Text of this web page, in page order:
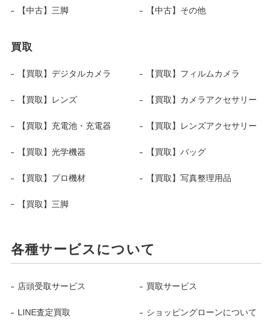
【中古】三脚 【中古】その他
買取
【買取】デジタルカメラ 【買取】フィルムカメラ
【買取】レンズ 【買取】カメラアクセサリー
【買取】充電池・充電器 【買取】レンズアクセサリー
【買取】光学機器 【買取】バッグ
【買取】プロ機材 【買取】写真整理用品
【買取】三脚
各種サービスについて
店頭受取サービス 買取サービス
LINE査定買取 ショッピングローンについて